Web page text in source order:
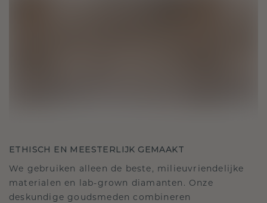
ETHISCH EN MEESTERLIJK GEMAAKT
We gebruiken alleen de beste, milieuvriendelijke
materialen en lab-grown diamanten. Onze
deskundige goudsmeden combineren